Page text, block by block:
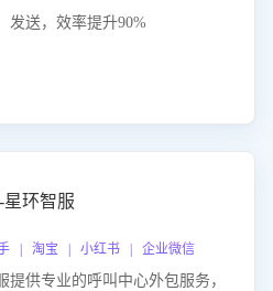
发送，效率提升90%
环智服
| 淘宝 | 小红书 | 企业微信
供专业的呼叫中心外包服务，